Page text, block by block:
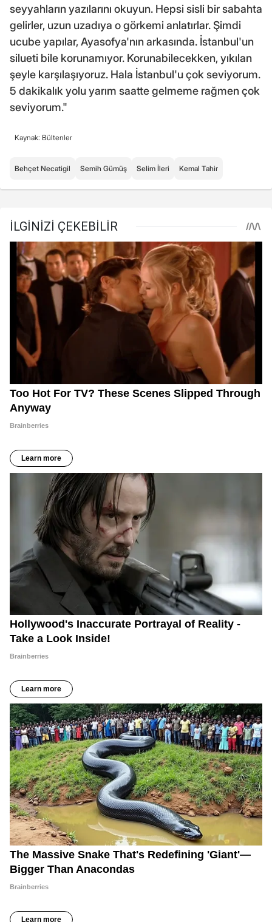
seyyahların yazılarını okuyun. Hepsi sisli bir sabahta
gelirler, uzun uzadıya o görkemi anlatırlar. Şimdi
ucube yapılar, Ayasofya'nın arkasında. İstanbul'un
silueti bile korunamıyor. Korunabilecekken, yıkılan
şeyle karşılaşıyoruz. Hala İstanbul'u çok seviyorum.
5 dakikalık yolu yarım saatte gelmeme rağmen çok
seviyorum."
Kaynak: Bültenler
Behçet Necatigil Semih Gümüş Selim İleri Kemal Tahir